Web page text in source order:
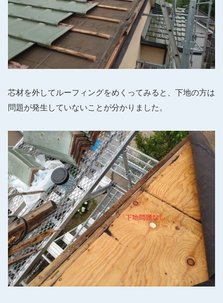
芯材を外してルーフィングをめくってみると、下地の方は
問題が発生していないことが分かりました。